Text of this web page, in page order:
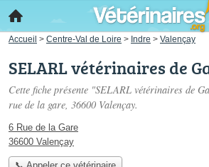
Accueil > Centre-Val de Loire > Indre > Valençay
SELARL vétérinaires de
Cette fiche présente "SELARL vétérinaires de
rue de la gare, 36600 Valençay.
6 Rue de la Gare
36600 Valençay